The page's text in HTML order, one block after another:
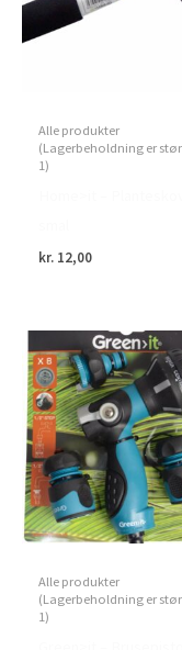
Alle produkter
(Lagerbeholdning er
1)
kr. 12,00
Alle produkter
(Lagerbeholdning er
1)